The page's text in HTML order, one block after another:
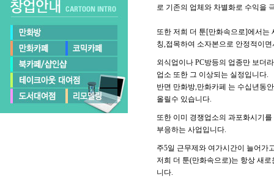
로 기존의 업체와 차별화로 수익을
또한 저희 더 툰[만화속으로]에서는
칭,접목하여 소자본으로 안정적이
외식업이나 PC방등의 업종만 보더
업소 또한 그 이상되는 실정입니다.
반면 만화방,만화카페 는 수십년동
올릴수 있습니다.
또한 이미 경쟁업소의 과포화시기
부응하는 사업입니다.
주5일 근무제와 여가시간이 늘어가
저희 더 툰(만화속으로)는 항상 새
니다.